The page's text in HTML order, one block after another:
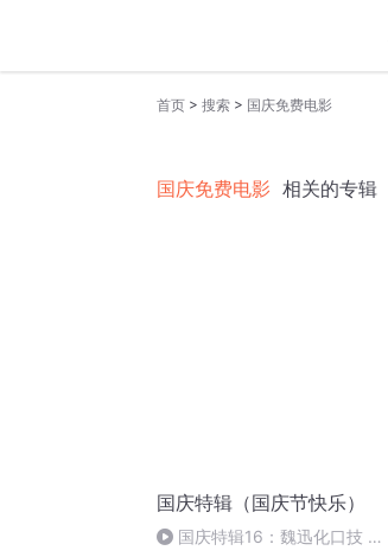
首页 > 搜索 > 国庆免费电影
国庆免费电影 相关的专辑
国庆特辑（国庆节快乐）
国庆特辑16：魏迅化口技 二